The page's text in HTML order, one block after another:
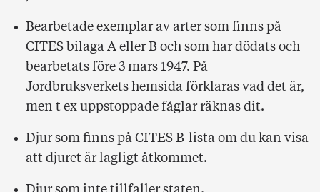
Bearbetade exemplar av arter som finns på
CITES bilaga A eller B och som har dödats och
bearbetats före 3 mars 1947. På
Jordbruksverkets hemsida förklaras vad det är,
men t ex uppstoppade fåglar räknas dit.
Djur som finns på CITES B-lista om du kan visa
att djuret är lagligt åtkommet.